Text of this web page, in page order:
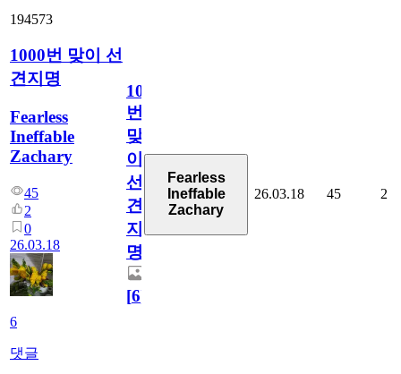
194573
1000번 맞이 선
견지명
Fearless
Ineffable
Zachary
45
2
0
26.03.18
6
댓글
1000
번
맞
이
선
견
지
명
[6]
Fearless
Ineffable
Zachary
26.03.18 45 2